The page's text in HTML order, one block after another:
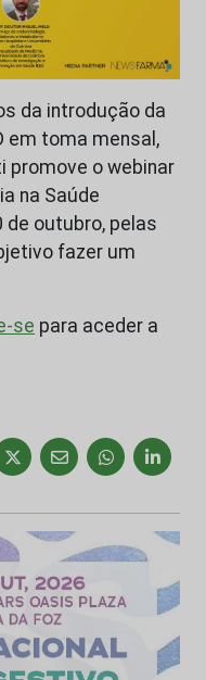
da introdução da
em toma mensal,
promove o webinar
na Saúde
de outubro, pelas
fazer um
se para aceder a